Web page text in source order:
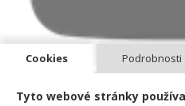
Cookies Podrobnosti
Tyto webové stránky